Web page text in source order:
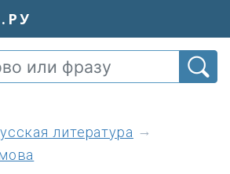
литература